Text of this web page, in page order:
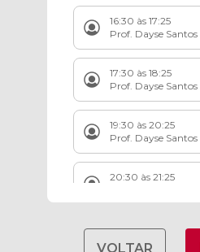
16:30 às 17:25
Prof. Dayse Santos
17:30 às 18:25
Prof. Dayse Santos
19:30 às 20:25
Prof. Dayse Santos
20:30 às 21:25
VOLTAR